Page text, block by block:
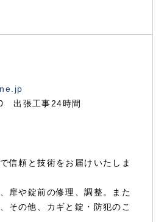
出張工事24時間
信頼と技術をお届けいたしま
扉や錠前の修理、調整。また
その他、カギと錠・防犯のこ